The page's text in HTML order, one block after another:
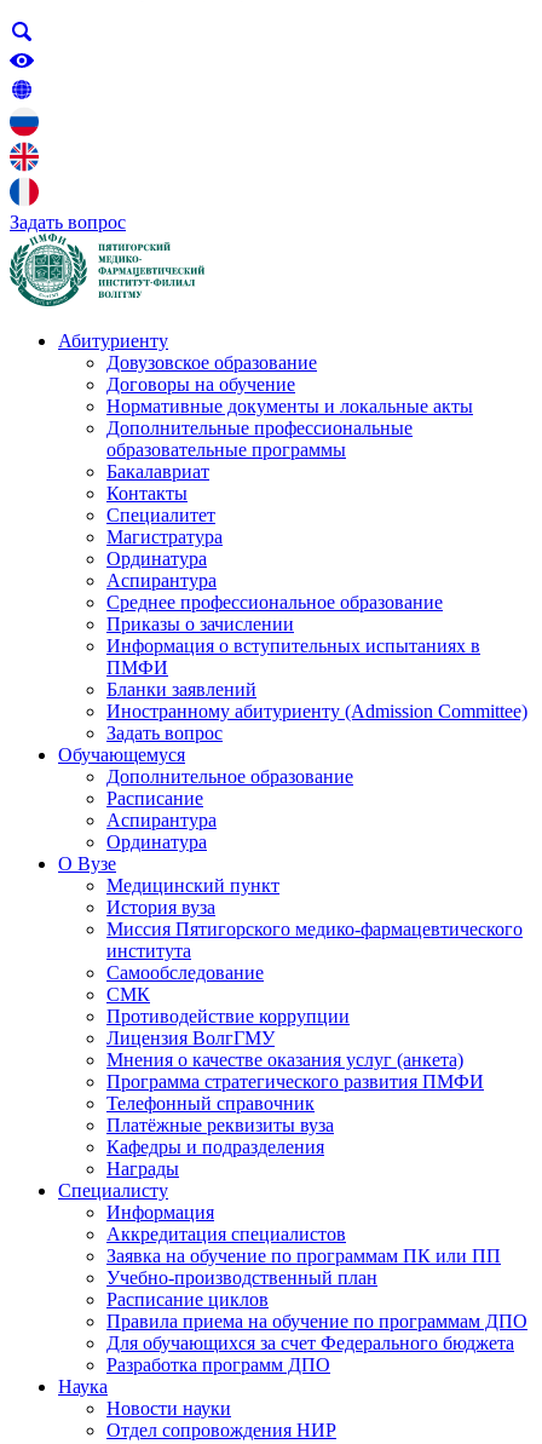
Задать вопрос
Абитуриенту
Довузовское образование
Договоры на обучение
Нормативные документы и локальные акты
Дополнительные профессиональные
образовательные программы
Бакалавриат
Контакты
Специалитет
Магистратура
Ординатура
Аспирантура
Среднее профессиональное образование
Приказы о зачислении
Информация о вступительных испытаниях в
ПМФИ
Бланки заявлений
Иностранному абитуриенту (Admission Committee)
Задать вопрос
Обучающемуся
Дополнительное образование
Расписание
Аспирантура
Ординатура
О Вузе
Медицинский пункт
История вуза
Миссия Пятигорского медико-фармацевтического
института
Самообследование
СМК
Противодействие коррупции
Лицензия ВолгГМУ
Мнения о качестве оказания услуг (анкета)
Программа стратегического развития ПМФИ
Телефонный справочник
Платёжные реквизиты вуза
Кафедры и подразделения
Награды
Специалисту
Информация
Аккредитация специалистов
Заявка на обучение по программам ПК или ПП
Учебно-производственный план
Расписание циклов
Правила приема на обучение по программам ДПО
Для обучающихся за счет Федерального бюджета
Разработка программ ДПО
Наука
Новости науки
Отдел сопровождения НИР